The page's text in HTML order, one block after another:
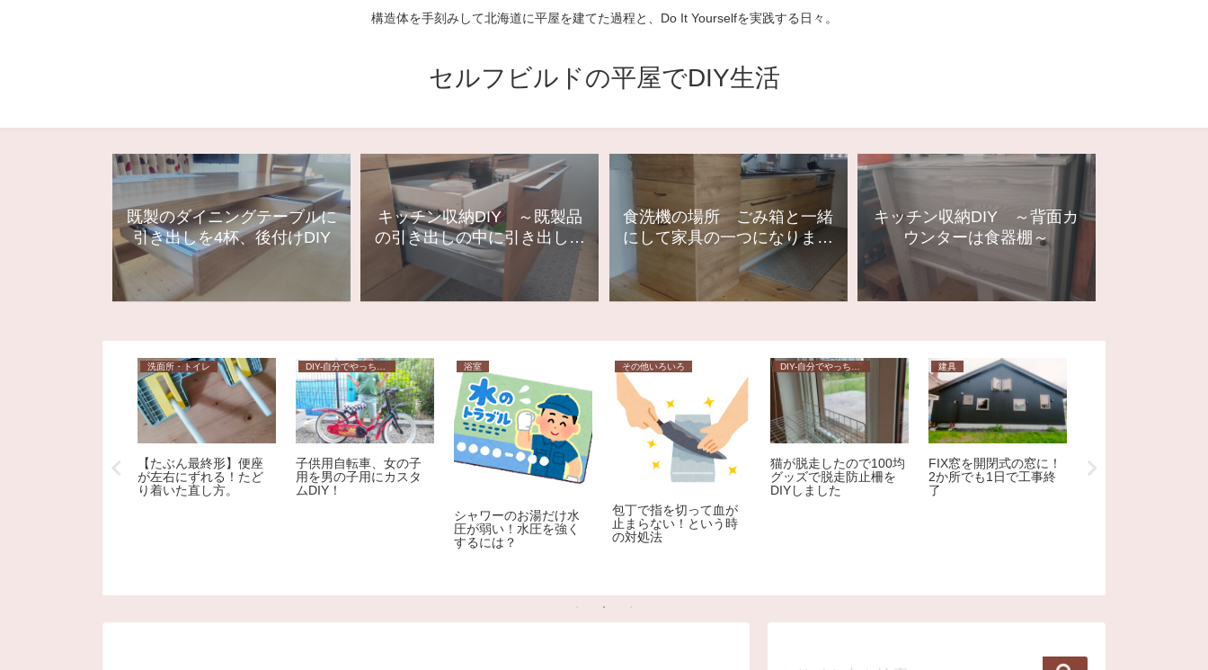
構造体を手刻みして北海道に平屋を建てた過程と、Do It Yourselfを実践する日々。
セルフビルドの平屋でDIY生活
既製のダイニングテーブルに
引き出しを4杯、後付けDIY
キッチン収納DIY ～既製品
の引き出しの中に引き出しを
作る～
食洗機の場所 ごみ箱と一緒
にして家具の一つになりまし
キッチン収納DIY ～背面カ
ウンターは食器棚～
洗面所・トイレ
【たぶん最終形】便座
が左右にずれる！たど
り着いた直し方。
子供用自転車、女の子
用を男の子用にカスタ
ムDIY！
浴室
シャワーのお湯だけ水
圧が弱い！水圧を強く
するには？
その他いろいろ
包丁で指を切って血が
止まらない！という時
の対処法
猫が脱走したので100均
グッズで脱走防止柵を
DIYしました
建具
FIX窓を開閉式の窓に！
2か所でも1日で工事終
了